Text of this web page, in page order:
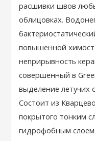
расшивки швов
облицовках.
повышенной
неприрывность
совершенный в
выделение летучих
Состоит из
покрытого тонким
гидрофобным слоем.